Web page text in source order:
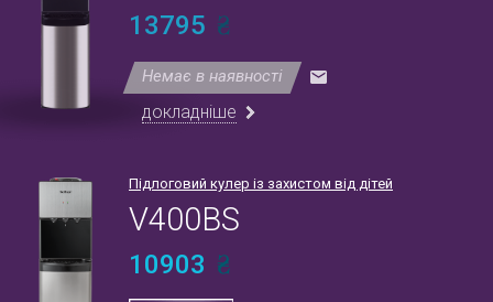
13795
Немає в наявності
докладніше
Підлоговий кулер із захистом від дітей
V400BS
10903